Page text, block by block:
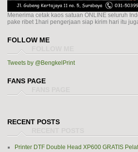
Menerima cetak kaos satuan ONLINE seluruh
pake ribet 1hari pengerjaan siap kirim hari itu
FOLLOW ME
Tweets by @BengkelPrint
FANS PAGE
RECENT POSTS
Printer DTF Double Head XP600 GRATIS